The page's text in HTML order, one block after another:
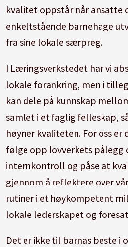
kvalitet oppstår når ansatte
enkeltstående barnehage
fra sine lokale særpreg.
I Læringsverkstedet har vi
lokale forankring, men i
kan dele på kunnskap
samlet i et faglig felleskap,
høyner kvaliteten. For oss er
følge opp lovverkets pålegg
internkontroll og påse at
gjennom å reflektere over
rutiner i et høykompetent
lokale lederskapet og
Det er ikke til barnas beste i